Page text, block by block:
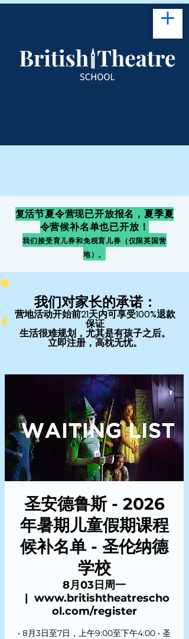
复活节夏令营现已开放报名，夏季夏
令营候补名单也已开放！
我们接受育儿券和免税育儿券（仅限英国营
地）。
我们对家长的承诺：
营地活动开始前21天内可享受100%退款
保证
生活很难规划，尤其是有孩子之后。
立即注册，高枕无忧。
圣安德鲁斯 - 2026
年暑期儿童假期课程
候补名单 - 圣伦纳德
学校
8月03日周一
  |
www.britishtheatrescho
ol.com/register
• 8月3日至7日，上午9:00至下午4:00 • 圣